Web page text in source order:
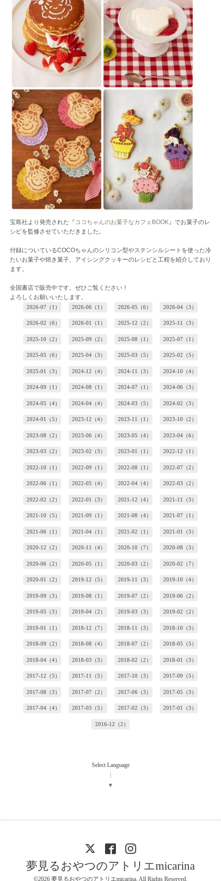
宝島社より発売された『 ココちゃんのお菓子なカフェBOOK』でお菓子のレ
シピを監修させていただきました。
付録についているCOCOちゃんのシリコン型やステンシルシートを使った冷
たいお菓子や焼き菓子、アイシングクッキーのレシピと工程を紹介しており
ます。
全国書店で販売中です。ぜひご覧ください！
よろしくお願いいたします。
2026-07（1） 2026-06（1） 2026-05（6） 2026-04（3）
2026-02（6） 2026-01（1） 2025-12（2） 2025-11（3）
2025-10（2） 2025-09（2） 2025-08（1） 2025-07（1）
2025-05（6） 2025-04（3） 2025-03（5） 2025-02（5）
2025-01（3） 2024-12（4） 2024-11（3） 2024-10（4）
2024-09（1） 2024-08（1） 2024-07（1） 2024-06（3）
2024-05（4） 2024-04（4） 2024-03（5） 2024-02（3）
2024-01（5） 2023-12（4） 2023-11（1） 2023-10（2）
2023-08（2） 2023-06（4） 2023-05（4） 2023-04（6）
2023-03（2） 2023-02（3） 2023-01（1） 2022-12（1）
2022-10（1） 2022-09（1） 2022-08（1） 2022-07（2）
2022-06（1） 2022-05（4） 2022-04（4） 2022-03（2）
2022-02（2） 2022-01（3） 2021-12（4） 2021-11（3）
2021-10（5） 2021-09（1） 2021-08（4） 2021-07（1）
2021-06（1） 2021-04（1） 2021-02（1） 2021-01（3）
2020-12（2） 2020-11（4） 2020-10（7） 2020-08（3）
2020-06（2） 2020-05（1） 2020-03（2） 2020-02（7）
2020-01（2） 2019-12（5） 2019-11（3） 2019-10（4）
2019-09（3） 2019-08（1） 2019-07（2） 2019-06（2）
2019-05（3） 2019-04（2） 2019-03（3） 2019-02（2）
2019-01（1） 2018-12（7） 2018-11（3） 2018-10（3）
2018-09（2） 2018-08（4） 2018-07（2） 2018-05（5）
2018-04（4） 2018-03（3） 2018-02（2） 2018-01（3）
2017-12（5） 2017-11（5） 2017-10（3） 2017-09（5）
2017-08（3） 2017-07（2） 2017-06（3） 2017-05（3）
2017-04（4） 2017-03（5） 2017-02（3） 2017-01（3）
2016-12（2）
Select Language
▼
夢見るおやつのアトリエmicarina
©2026 夢見るおやつのアトリエmicarina. All Rights Reserved.